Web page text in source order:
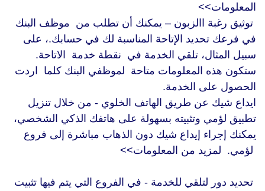
المعلومات>>
توثيق رغبة االزبون – يمكنك أن تطلب من موظف البنك
في فرعك تحديد الإتاحة المناسبة لك في حسابك.، على
سبيل المثال، تلقي الخدمة في نقطة خدمة الاتاحة.
ستكون هذه المعلومات متاحة لموظفي البنك كلما اردت
الحصول على الخدمة.
ايداع شيك عن طريق الهاتف الخلوي - من خلال تنزيل
تطبيق لؤمي وتثبيته بسهولة على هاتفك الذكي الشخصي،
يمكنك إجراء إيداع شيك دون الذهاب مباشرة إلى فروع
لؤمي. لمزيد من المعلومات>>
تحديد دور لتلقي للخدمة - في الفروع التي يتم فيها تثبيت